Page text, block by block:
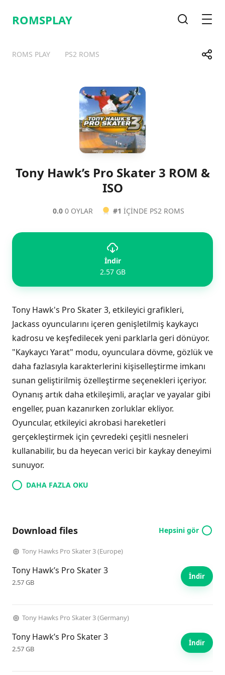
ROMSPLAY
ROMS PLAY PS2 ROMS
TelegramFacebook
Tony Hawk’s Pro Skater 3 ROM &
ISO
0.0 0 OYLAR #1 IÇINDE PS2 ROMS
İndir
2.57 GB
Tony Hawk's Pro Skater 3, etkileyici grafikleri,
Jackass oyuncularını içeren genişletilmiş kaykaycı
kadrosu ve keşfedilecek yeni parklarla geri dönüyor.
"Kaykaycı Yarat" modu, oyunculara dövme, gözlük ve
daha fazlasıyla karakterlerini kişiselleştirme imkanı
sunan geliştirilmiş özelleştirme seçenekleri içeriyor.
Oynanış artık daha etkileşimli, araçlar ve yayalar gibi
engeller, puan kazanırken zorluklar ekliyor.
Oyuncular, etkileyici akrobasi hareketleri
gerçekleştirmek için çevredeki çeşitli nesneleri
kullanabilir, bu da heyecan verici bir kaykay deneyimi
sunuyor.
DAHA FAZLA OKU
Download files Hepsini gör
Tony Hawks Pro Skater 3 (Europe)
Tony Hawk’s Pro Skater 3
2.57 GB
İndir
Tony Hawks Pro Skater 3 (Germany)
Tony Hawk’s Pro Skater 3
2.57 GB
İndir